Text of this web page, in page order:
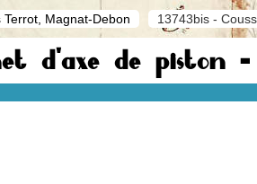
Magnat-Debon 13743bis -
d'axe de piston